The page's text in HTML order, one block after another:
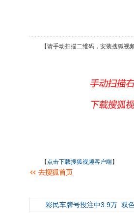
【请手动扫描二维码，安装搜狐视频
【 点击下载搜狐视频客户端】
彩民车牌号投注中3.9万 双